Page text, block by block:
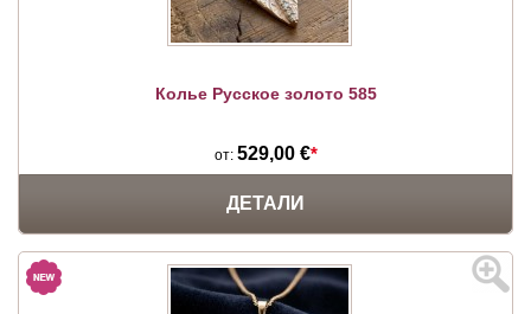
Колье Русское золото 585
от: 529,00 €*
ДЕТАЛИ